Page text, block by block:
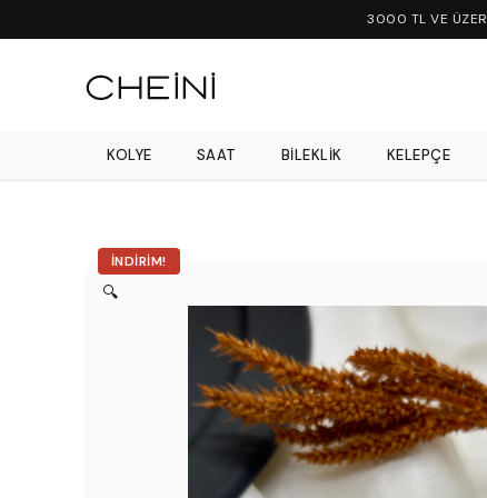
3000 TL VE
KOLYE SAAT BILEKLIK KELEPÇE
İNDIRIM!
🔍